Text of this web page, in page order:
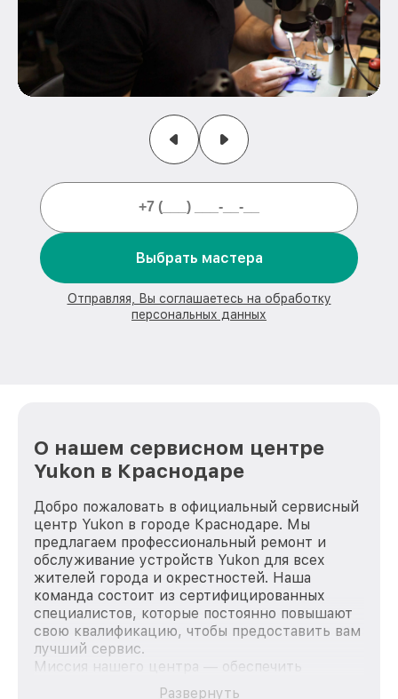
Выбрать мастера
Отправляя, Вы соглашаетесь на обработку
персональных данных
О нашем сервисном центре
Yukon в Краснодаре
Добро пожаловать в официальный сервисный
центр Yukon в городе Краснодаре. Мы
предлагаем профессиональный ремонт и
обслуживание устройств Yukon для всех
жителей города и окрестностей. Наша
команда состоит из сертифицированных
специалистов, которые постоянно повышают
свою квалификацию, чтобы предоставить вам
лучший сервис.
Миссия нашего центра — обеспечить
качественный и доступный ремонт для
Развернуть